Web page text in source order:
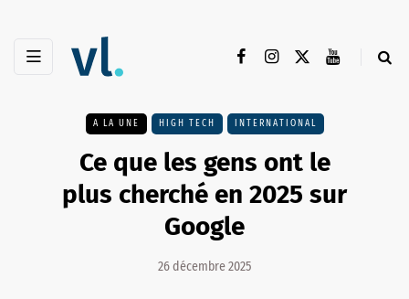
A LA UNE HIGH TECH INTERNATIONAL
Ce que les gens ont le
plus cherché en 2025 sur
Google
26 décembre 2025